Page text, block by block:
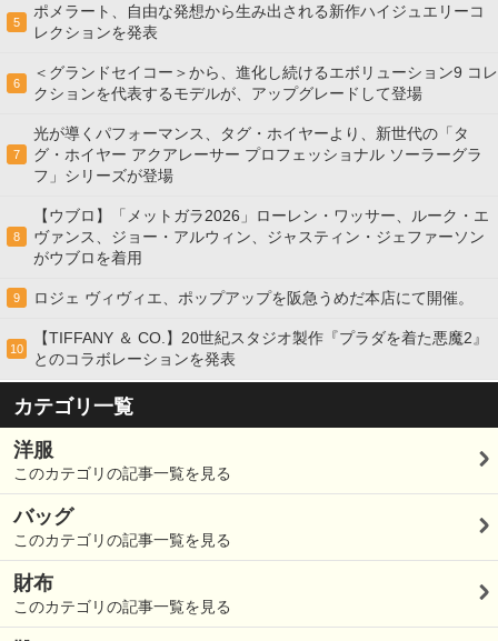
5
ポメラート、自由な発想から生み出される新作ハイジュエリーコ
レクションを発表
6
＜グランドセイコー＞から、進化し続けるエボリューション9 コレ
クションを代表するモデルが、アップグレードして登場
7
光が導くパフォーマンス、タグ・ホイヤーより、新世代の「タ
グ・ホイヤー アクアレーサー プロフェッショナル ソーラーグラ
フ」シリーズが登場
8
【ウブロ】「メットガラ2026」ローレン・ワッサー、ルーク・エ
ヴァンス、ジョー・アルウィン、ジャスティン・ジェファーソン
がウブロを着用
9 ロジェ ヴィヴィエ、ポップアップを阪急うめだ本店にて開催。
10
【TIFFANY ＆ CO.】20世紀スタジオ製作『プラダを着た悪魔2』
とのコラボレーションを発表
カテゴリ一覧
洋服
このカテゴリの記事一覧を見る
バッグ
このカテゴリの記事一覧を見る
財布
このカテゴリの記事一覧を見る